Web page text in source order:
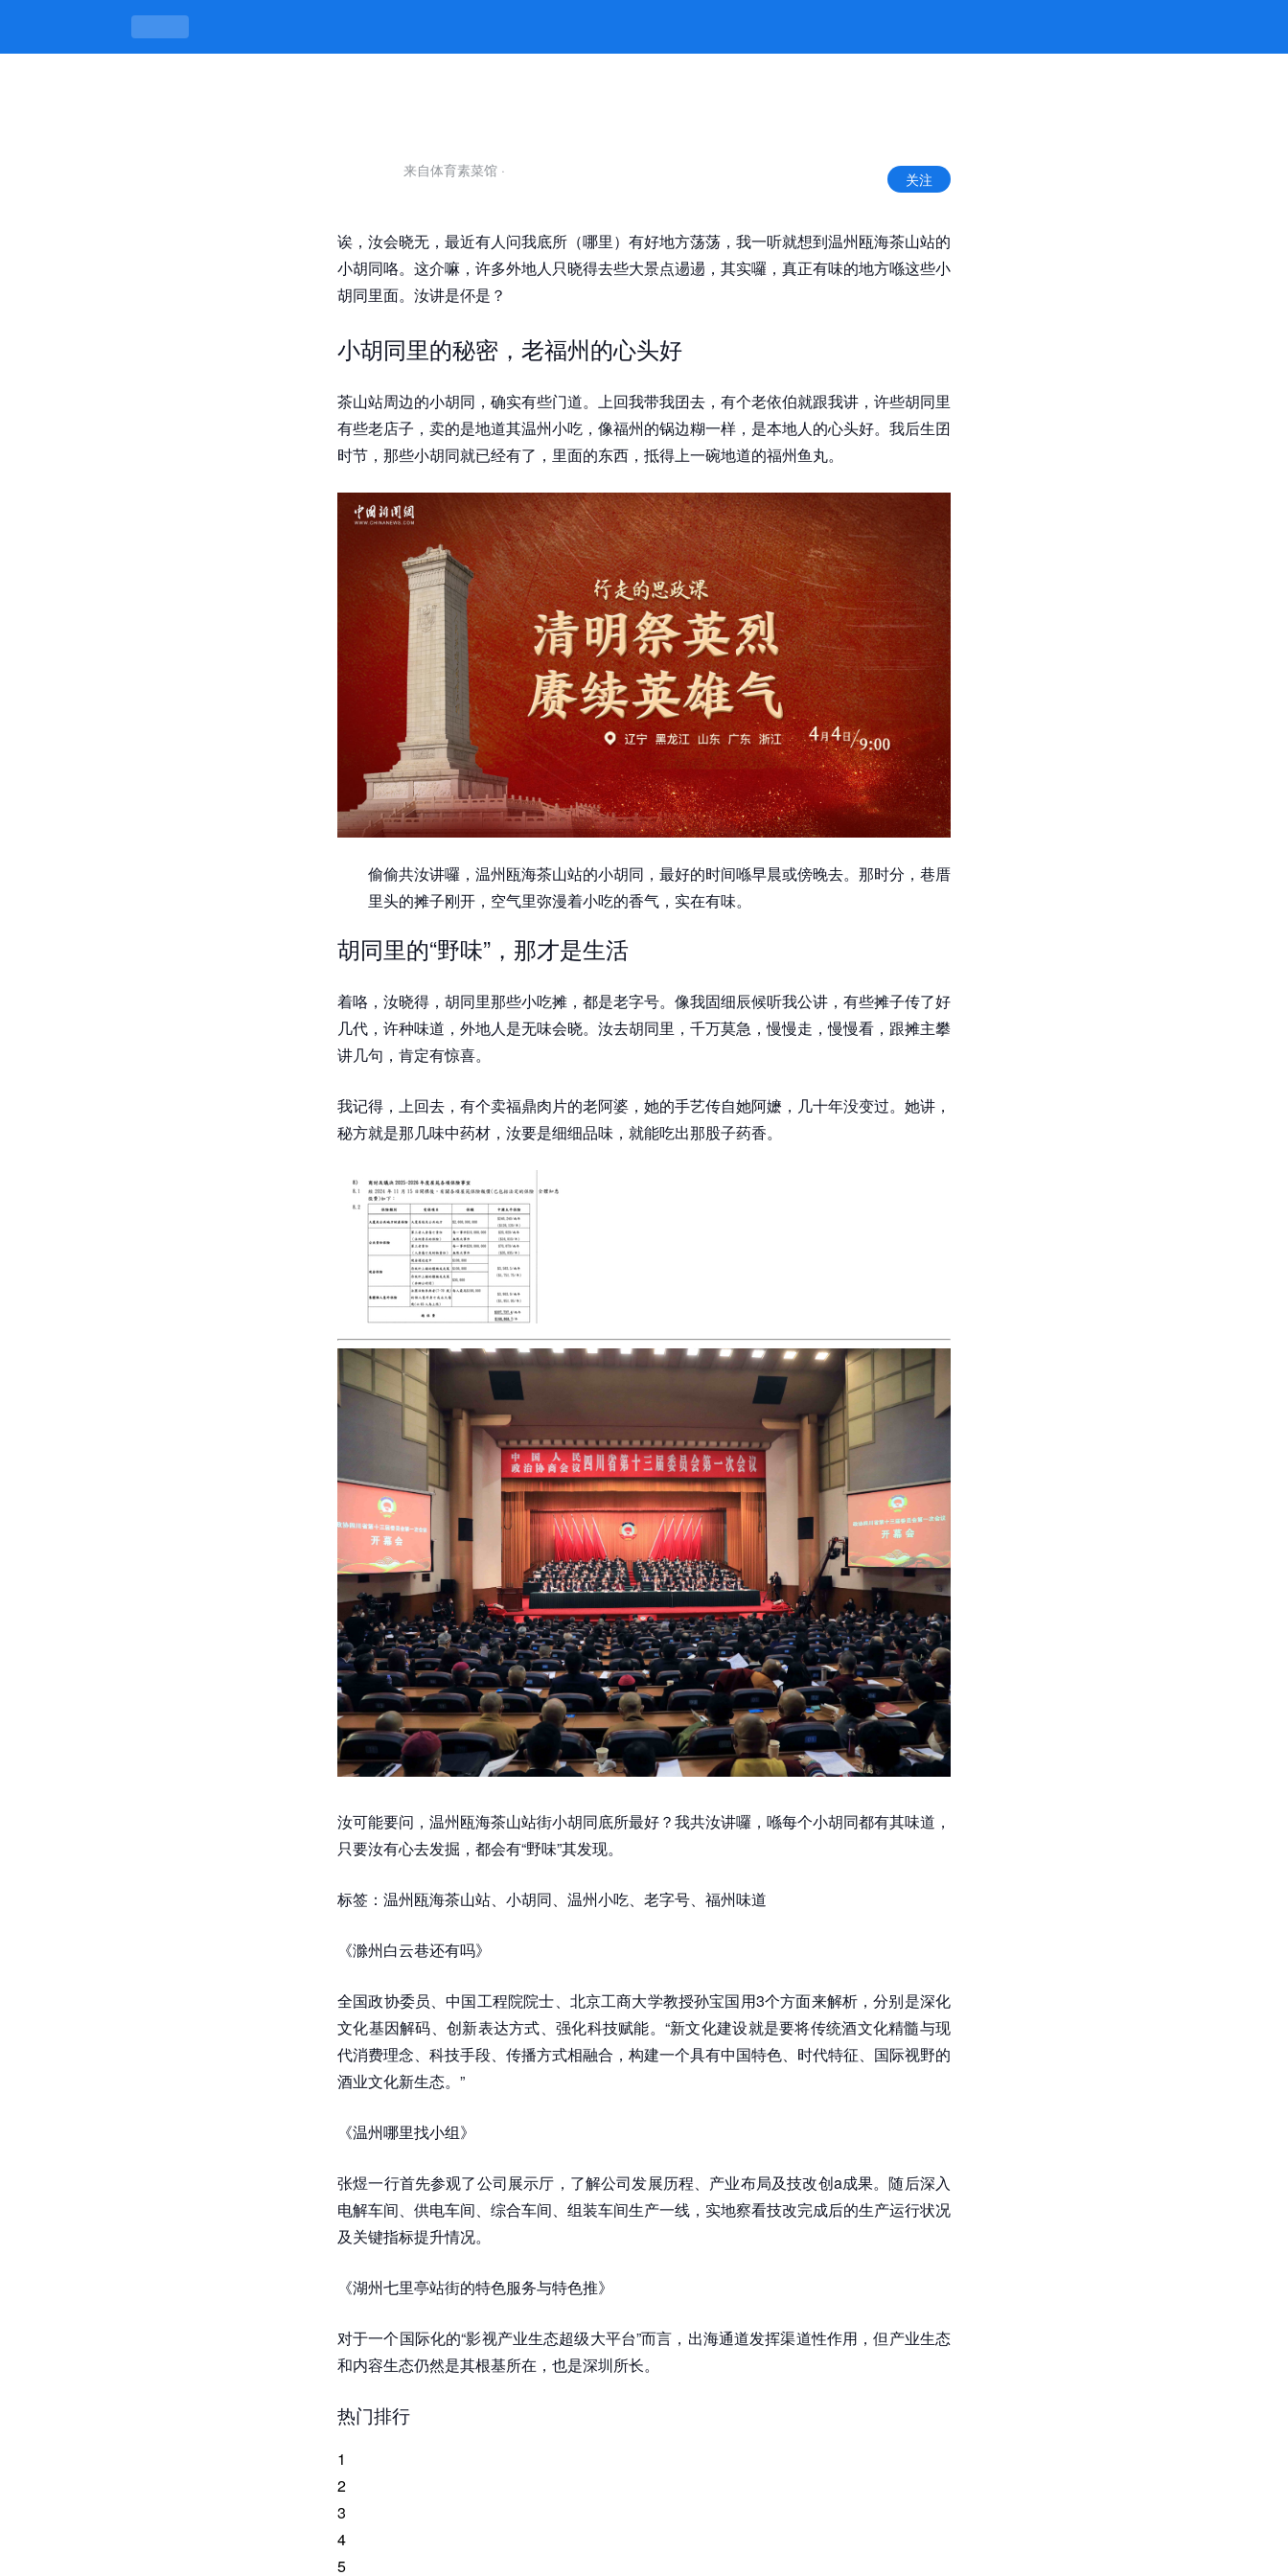
温州瓯海茶山站街小胡同哪个好，胡同深处有故事 -k8凯发官网
来自体育素菜馆 · 关注
诶，汝会晓无，最近有人问我底所（哪里）有好地方荡荡，我一听就想到温州瓯海茶山站的
小胡同咯。这介嘛，许多外地人只晓得去些大景点逿逿，其实囉，真正有味的地方喺这些小
胡同里面。汝讲是伓是？
小胡同里的秘密，老福州的心头好
茶山站周边的小胡同，确实有些门道。上回我带我囝去，有个老依伯就跟我讲，许些胡同里
有些老店子，卖的是地道其温州小吃，像福州的锅边糊一样，是本地人的心头好。我后生囝
时节，那些小胡同就已经有了，里面的东西，抵得上一碗地道的福州鱼丸。
偷偷共汝讲囉，温州瓯海茶山站的小胡同，最好的时间喺早晨或傍晚去。那时分，巷厝
里头的摊子刚开，空气里弥漫着小吃的香气，实在有味。
胡同里的“野味”，那才是生活
着咯，汝晓得，胡同里那些小吃摊，都是老字号。像我固细辰候听我公讲，有些摊子传了好
几代，许种味道，外地人是无味会晓。汝去胡同里，千万莫急，慢慢走，慢慢看，跟摊主攀
讲几句，肯定有惊喜。
我记得，上回去，有个卖福鼎肉片的老阿婆，她的手艺传自她阿嬷，几十年没变过。她讲，
秘方就是那几味中药材，汝要是细细品味，就能吃出那股子药香。
汝可能要问，温州瓯海茶山站街小胡同底所最好？我共汝讲囉，喺每个小胡同都有其味道，
只要汝有心去发掘，都会有“野味”其发现。
标签：温州瓯海茶山站、小胡同、温州小吃、老字号、福州味道
《滁州白云巷还有吗》
全国政协委员、中国工程院院士、北京工商大学教授孙宝国用3个方面来解析，分别是深化
文化基因解码、创新表达方式、强化科技赋能。“新文化建设就是要将传统酒文化精髓与现
代消费理念、科技手段、传播方式相融合，构建一个具有中国特色、时代特征、国际视野的
酒业文化新生态。”
《温州哪里找小组》
张煜一行首先参观了公司展示厅，了解公司发展历程、产业布局及技改创a成果。随后深入
电解车间、供电车间、综合车间、组装车间生产一线，实地察看技改完成后的生产运行状况
及关键指标提升情况。
《湖州七里亭站街的特色服务与特色推》
对于一个国际化的“影视产业生态超级大平台”而言，出海通道发挥渠道性作用，但产业生态
和内容生态仍然是其根基所在，也是深圳所长。
热门排行
1
2
3
4
5